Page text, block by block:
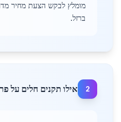
מומלץ לבקש הצעת מחיר
ברזל.
2 אילו תקנים חלים על